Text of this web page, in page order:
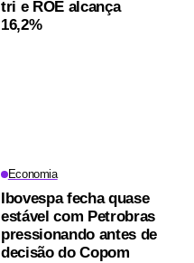
tri e ROE alcança
16,2%
Economia
Ibovespa fecha quase
estável com Petrobras
pressionando antes de
decisão do Copom